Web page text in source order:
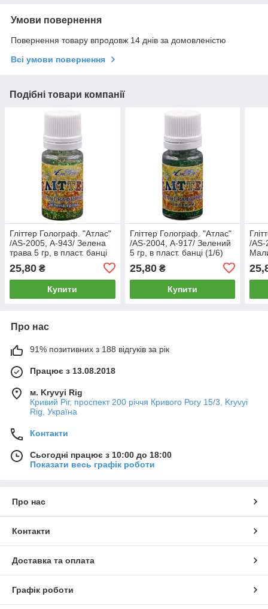
Умови повернення
Повернення товару впродовж 14 днів за домовленістю
Всі умови повернення
Подібні товари компанії
Гліттер Голограф. "Атлас"
/AS-2005, А-943/ Зелена
трава 5 гр, в пласт. банці
25,80 ₴
Купити
Гліттер Голограф. "Атлас"
/AS-2004, А-917/ Зелений
5 гр, в пласт. банці (1/6)
25,80₴
Купити
/
Про нас
91% позитивних з 188 відгуків за рік
Працює з 13.08.2018
м. Kryvyi Rig
Кривий Ріг, проспект 200 річчя Кривого Рогу 15/3, Kryvyi
Rig, Україна
Контакти
Сьогодні працює з 10:00 до 18:00
Показати весь графік роботи
Про нас
Контакти
Доставка та оплата
Графік роботи